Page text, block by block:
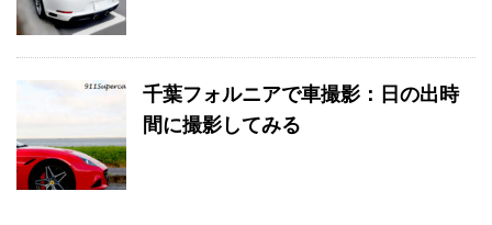
千葉フォルニアで車撮影：日の出時
間に撮影してみる